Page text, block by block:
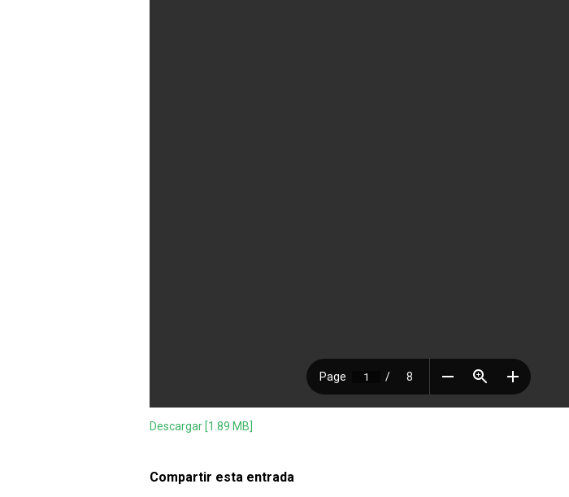
Descargar [1.89 MB]
Compartir esta entrada